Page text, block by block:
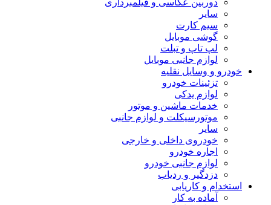
دوربین عکاسی و فیلمبرداری
سایر
سیم کارت
گوشی موبایل
لپ تاپ و تبلت
لوازم جانبی موبایل
خودرو و وسایل نقلیه
تزئینات خودرو
لوازم یدکی
خدمات ماشین و موتور
موتورسیکلت و لوازم جانبی
سایر
خودروی داخلی و خارجی
اجاره خودرو
لوازم جانبی خودرو
دزدگیر و ردیاب
استخدام و کاریابی
آماده به کار